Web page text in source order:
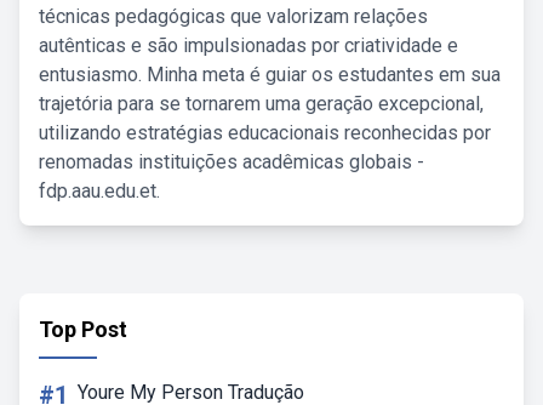
técnicas pedagógicas que valorizam relações
autênticas e são impulsionadas por criatividade e
entusiasmo. Minha meta é guiar os estudantes em sua
trajetória para se tornarem uma geração excepcional,
utilizando estratégias educacionais reconhecidas por
renomadas instituições acadêmicas globais -
fdp.aau.edu.et.
Top Post
#1 Youre My Person Tradução